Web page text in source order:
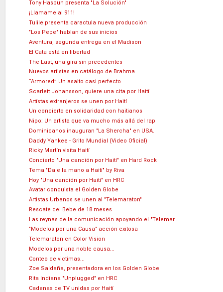
Tony Hasbun presenta "La Solución"
¡Llamame al 911!
Tulile presenta caractula nueva producción
"Los Pepe" hablan de sus inicios
Aventura, segunda entrega en el Madison
El Cata está en libertad
The Last, una gira sin precedentes
Nuevos artistas en catálogo de Brahma
“Armored” Un asalto casi perfecto
Scarlett Johansson, quiere una cita por Haití
Artístas extranjeros se unen por Haití
Un concierto en solidaridad con haitianos
Nipo: Un artista que va mucho más allá del rap
Dominicanos inauguran "La Shercha" en USA.
Daddy Yankee - Grito Mundial (Video Oficial)
Ricky Martín visita Haití
Concierto "Una canción por Haití" en Hard Rock
Tema "Dale la mano a Haití" by Riva
Hoy "Una canción por Haití" en HRC
Avatar conquista el Golden Globe
Artistas Urbanos se unen al "Telemaraton"
Rescate del Bebe de 18 meses
Las reynas de la comunicación apoyando el "Telemar...
"Modelos por una Causa" acción exitosa
Telemaraton en Color Vision
Modelos por una noble causa...
Conteo de victimas...
Zoe Saldaña, presentadora en los Golden Globe
Rita Indiana "Unplugged" en HRC
Cadenas de TV unidas por Haití